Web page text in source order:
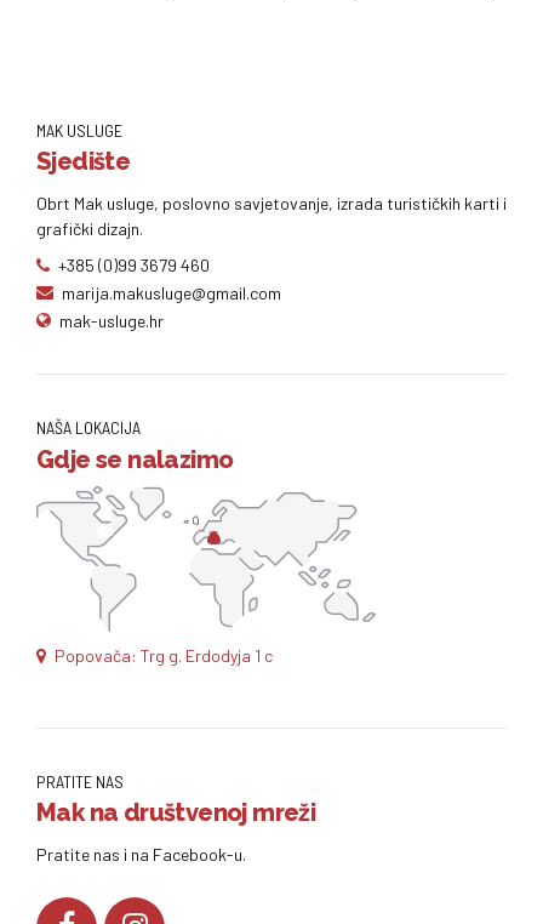
MAK USLUGE
Sjedište
Obrt Mak usluge, poslovno savjetovanje, izrada turističkih karti i
grafički dizajn.
+385 (0)99 3679 460
marija.makusluge@gmail.com
mak-usluge.hr
NAŠA LOKACIJA
Gdje se nalazimo
Popovača: Trg g. Erdodyja 1 c
PRATITE NAS
Mak na društvenoj mreži
Pratite nas i na Facebook-u.